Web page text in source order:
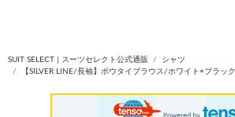
SUIT SELECT | スーツセレクト公式通販
シャツ
【SILVER LINE/長袖】ボウタイブラウス/ホワイト+ブラック